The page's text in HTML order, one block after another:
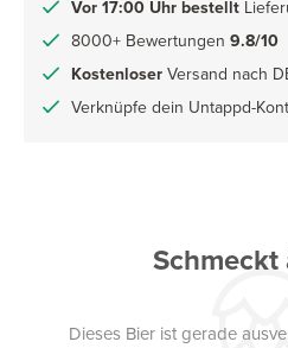
Vor 17:00 Uhr bestellt
8000+ Bewertungen 9.8/10
Kostenloser Versand nach
Verknüpfe dein Untappd-
Dieses Bier ist gerade